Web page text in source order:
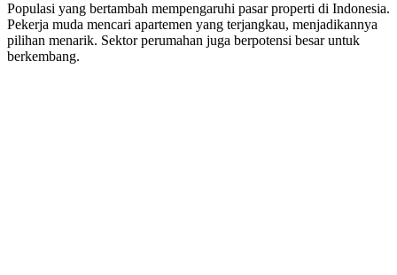
Populasi yang bertambah mempengaruhi pasar properti di Indonesia.
Pekerja muda mencari apartemen yang terjangkau, menjadikannya
pilihan menarik. Sektor perumahan juga berpotensi besar untuk
berkembang.